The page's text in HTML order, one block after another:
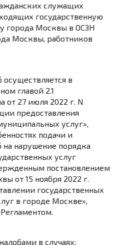
служащих
государственную
города Москвы в ОСЗН
Москвы, работников
в
главой 2.1
от 27 июля 2022 г. N
предоставления
услуг»,
подачи и
на нарушение порядка
услуг
постановлением
от 15 ноября 2022 г.
государственных
в городе Москве»,
в случаях: